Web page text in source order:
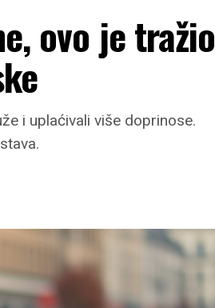
ovo je tražio
i uplaćivali više doprinose.